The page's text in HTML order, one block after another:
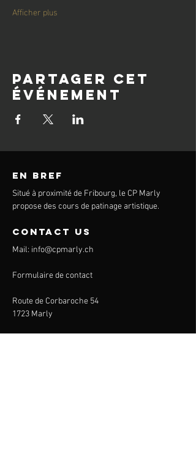
Afficher plus
Partager cet
événement
en bref
Situé à proximité de Fribourg, le CP Marly
propose des cours de patinage artistique.
contact us
Mail: info@cpmarly.ch
Formulaire de contact
Route de Corbaroche 54
1723 Marly